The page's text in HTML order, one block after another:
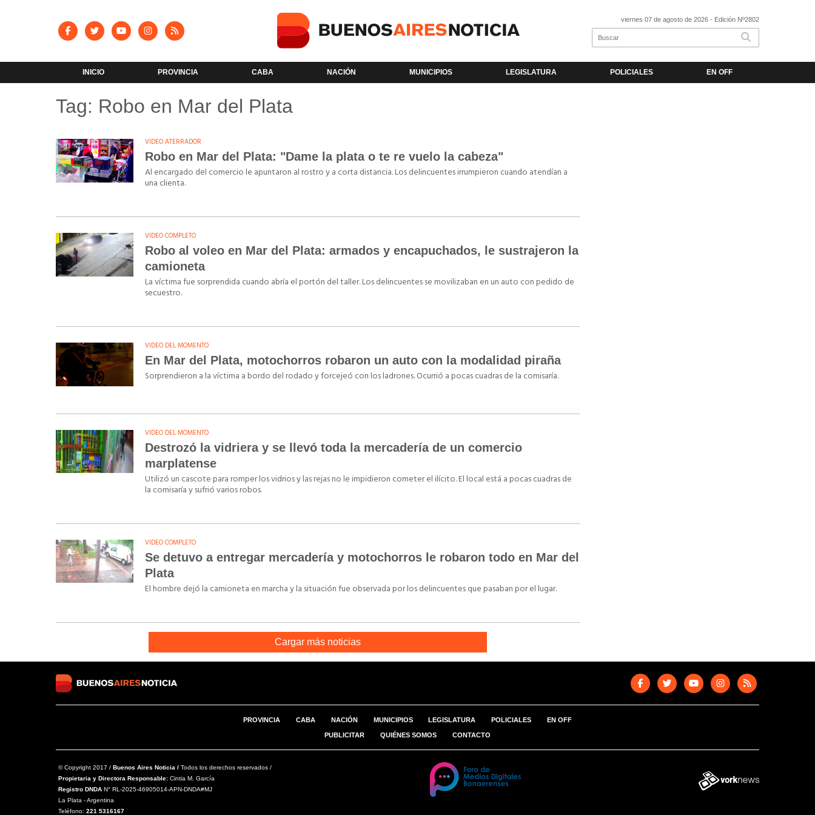
viernes 07 de agosto de 2026 - Edición Nº2802
INICIO PROVINCIA CABA NACIÓN MUNICIPIOS LEGISLATURA POLICIALES EN OFF
Tag: Robo en Mar del Plata
VIDEO ATERRADOR
Robo en Mar del Plata: "Dame la plata o te re vuelo la cabeza"
Al encargado del comercio le apuntaron al rostro y a corta distancia. Los delincuentes irrumpieron cuando atendían a
una clienta.
VIDEO COMPLETO
Robo al voleo en Mar del Plata: armados y encapuchados, le sustrajeron la
camioneta
La víctima fue sorprendida cuando abría el portón del taller. Los delincuentes se movilizaban en un auto con pedido de
secuestro.
VIDEO DEL MOMENTO
En Mar del Plata, motochorros robaron un auto con la modalidad piraña
Sorprendieron a la víctima a bordo del rodado y forcejeó con los ladrones. Ocurrió a pocas cuadras de la comisaría.
VIDEO DEL MOMENTO
Destrozó la vidriera y se llevó toda la mercadería de un comercio
marplatense
Utilizó un cascote para romper los vidrios y las rejas no le impidieron cometer el ilícito. El local está a pocas cuadras de
la comisaría y sufrió varios robos.
VIDEO COMPLETO
Se detuvo a entregar mercadería y motochorros le robaron todo en Mar del
Plata
El hombre dejó la camioneta en marcha y la situación fue observada por los delincuentes que pasaban por el lugar.
Cargar más noticias
PROVINCIA CABA NACIÓN MUNICIPIOS LEGISLATURA POLICIALES EN OFF
PUBLICITAR QUIÉNES SOMOS CONTACTO
© Copyright 2017 / Buenos Aires Noticia / Todos los derechos reservados /
Propietaria y Directora Responsable: Cintia M. García
Registro DNDA N° RL-2025-46905014-APN-DNDA#MJ
La Plata - Argentina
Teléfono: 221 5316167